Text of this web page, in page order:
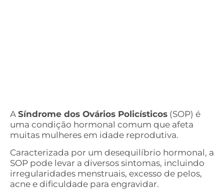
A Síndrome dos Ovários Policísticos (SOP) é
uma condição hormonal comum que afeta
muitas mulheres em idade reprodutiva.
Caracterizada por um desequilíbrio hormonal, a
SOP pode levar a diversos sintomas, incluindo
irregularidades menstruais, excesso de pelos,
acne e dificuldade para engravidar.